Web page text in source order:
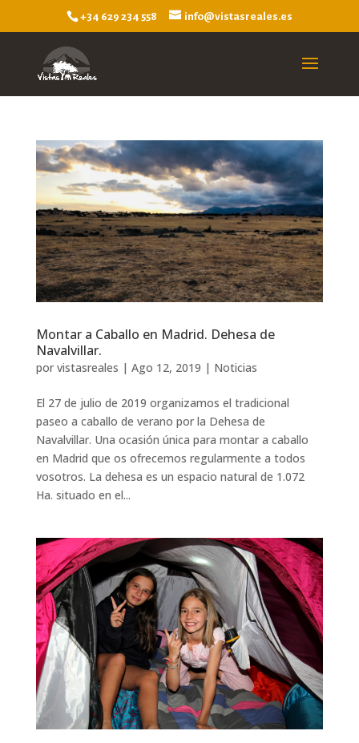
+34 629 234 558 info@vistasreales.es
Montar a Caballo en Madrid. Dehesa de
Navalvillar.
por vistasreales | Ago 12, 2019 | Noticias
El 27 de julio de 2019 organizamos el tradicional
paseo a caballo de verano por la Dehesa de
Navalvillar. Una ocasión única para montar a caballo
en Madrid que os ofrecemos regularmente a todos
vosotros. La dehesa es un espacio natural de 1.072
Ha. situado en el...